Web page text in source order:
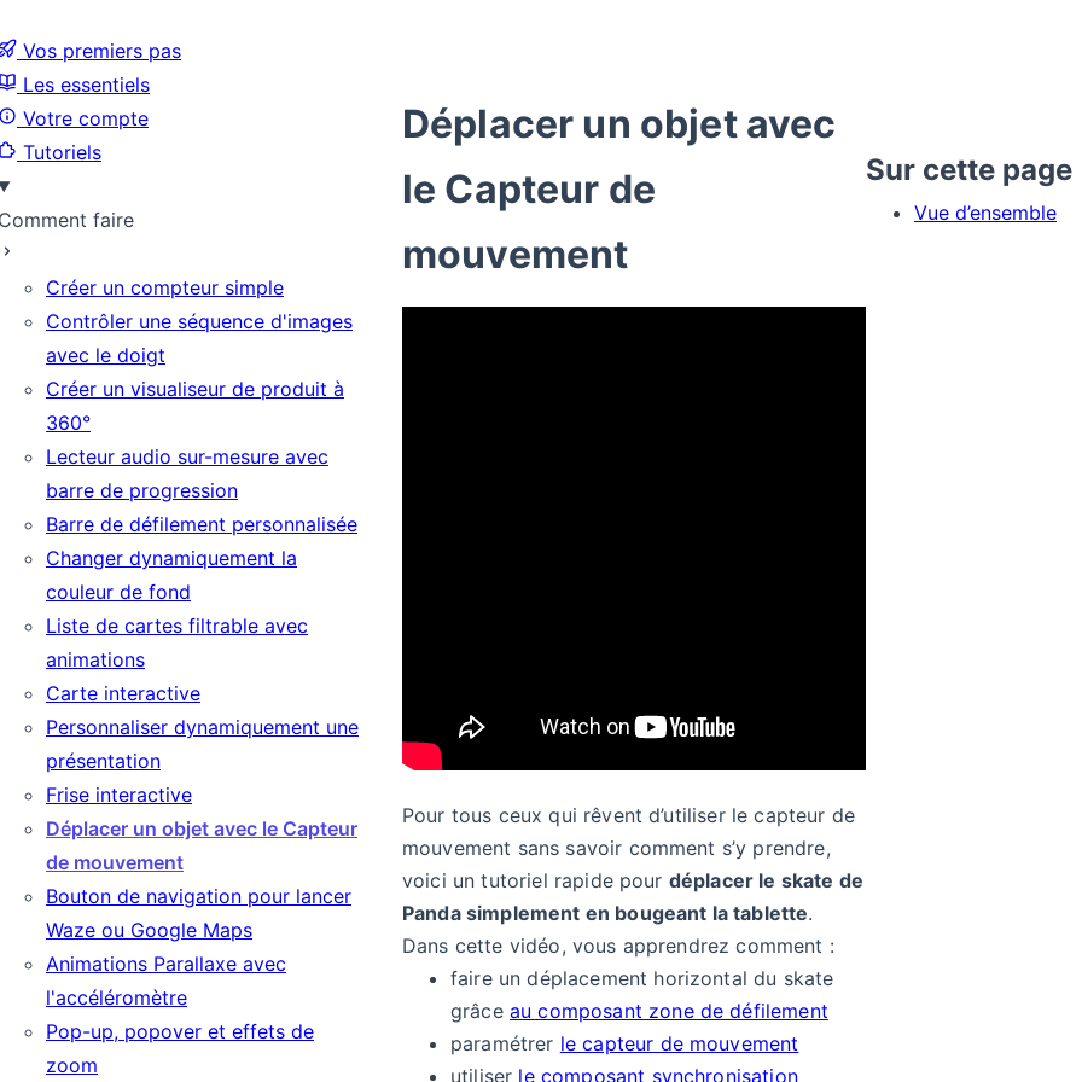
Vos premiers pas
Les essentiels
Votre compte
Tutoriels
Comment faire
Créer un compteur simple
Contrôler une séquence d'images
avec le doigt
Créer un visualiseur de produit à
360°
Lecteur audio sur-mesure avec
barre de progression
Barre de défilement personnalisée
Changer dynamiquement la
couleur de fond
Liste de cartes filtrable avec
animations
Carte interactive
Personnaliser dynamiquement une
présentation
Frise interactive
Déplacer un objet avec le Capteur
de mouvement
Bouton de navigation pour lancer
Waze ou Google Maps
Animations Parallaxe avec
l'accéléromètre
Pop-up, popover et effets de
zoom
Sur cette page
Vue d’ensemble
Déplacer un objet avec
le Capteur de
mouvement
Pour tous ceux qui rêvent d’utiliser le capteur de
mouvement sans savoir comment s’y prendre,
voici un tutoriel rapide pour déplacer le skate de
Panda simplement en bougeant la tablette.
Dans cette vidéo, vous apprendrez comment :
faire un déplacement horizontal du skate
grâce au composant zone de défilement
paramétrer le capteur de mouvement
utiliser le composant synchronisation